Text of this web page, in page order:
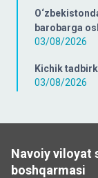
barobarga
03/08/2026
Kichik
03/08/2026
Navoiy viloyat
boshqarmasi